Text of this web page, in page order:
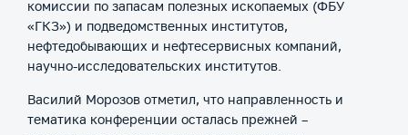
комиссии по запасам полезных ископаемых (ФБУ
«ГКЗ») и подведомственных институтов,
нефтедобывающих и нефтесервисных компаний,
научно-исследовательских институтов.
Василий Морозов отметил, что направленность и
тематика конференции осталась прежней –